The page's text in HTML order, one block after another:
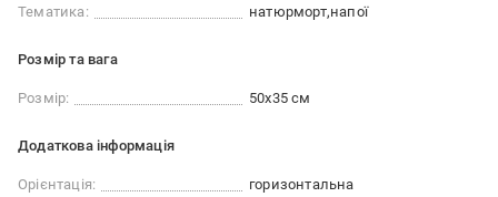
Тематика:
натюрморт напої
Розмір та вага
Розмір: 50х35 см
Додаткова інформація
Орієнтація:
горизонтальна